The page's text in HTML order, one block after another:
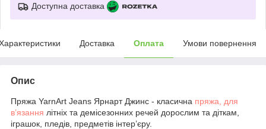
Доступна доставка
Доставка Оплата Умови повернення
Опис
Пряжа YarnArt Jeans Ярнарт Джинс - класична пряжа, для
в’язання літніх та демісезонних речей дорослим та діткам,
іграшок, пледів, предметів інтер’єру.